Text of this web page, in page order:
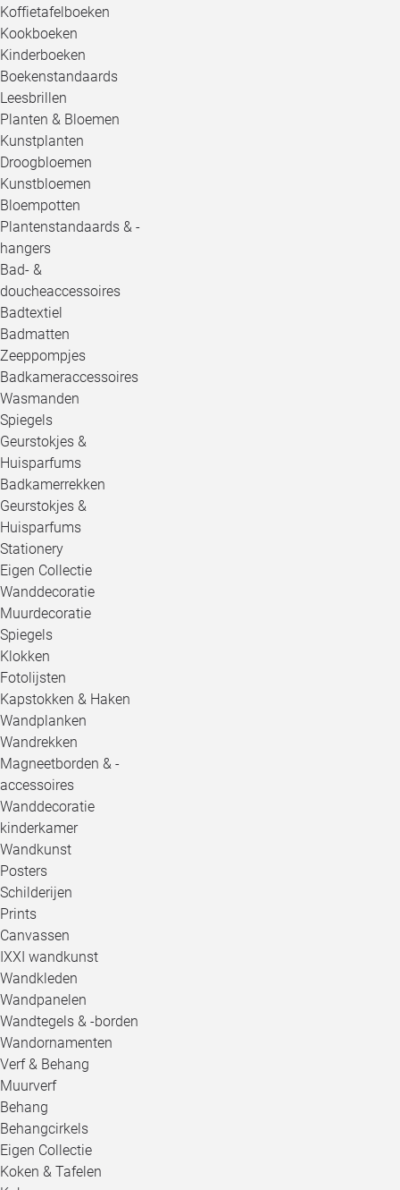
Koffietafelboeken
Kookboeken
Kinderboeken
Boekenstandaards
Leesbrillen
Planten & Bloemen
Kunstplanten
Droogbloemen
Kunstbloemen
Bloempotten
Plantenstandaards & -
hangers
Bad- &
doucheaccessoires
Badtextiel
Badmatten
Zeeppompjes
Badkameraccessoires
Wasmanden
Spiegels
Geurstokjes &
Huisparfums
Badkamerrekken
Geurstokjes &
Huisparfums
Stationery
Eigen Collectie
Wanddecoratie
Muurdecoratie
Spiegels
Klokken
Fotolijsten
Kapstokken & Haken
Wandplanken
Wandrekken
Magneetborden & -
accessoires
Wanddecoratie
kinderkamer
Wandkunst
Posters
Schilderijen
Prints
Canvassen
IXXI wandkunst
Wandkleden
Wandpanelen
Wandtegels & -borden
Wandornamenten
Verf & Behang
Muurverf
Behang
Behangcirkels
Eigen Collectie
Koken & Tafelen